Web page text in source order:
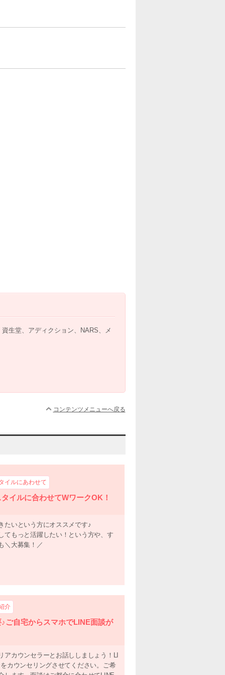
生堂、アディクション、NARS、メ
コンテンツメニューへ戻る
イルにあわせて
イルに合わせてWワークOK！
たいという方にオススメです♪
てもっと活躍したい！という方や、す
＼大募集！／
介
ご自宅からスマホでLINE面談が
アカウンセラーとお話ししましょう！LI
カウンセリングさせてください。ご希